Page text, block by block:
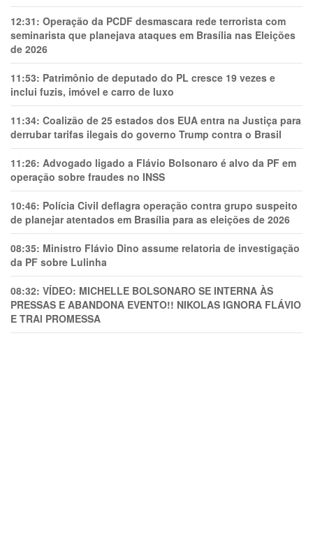
12:31: Operação da PCDF desmascara rede terrorista com
seminarista que planejava ataques em Brasília nas Eleições
de 2026
11:53: Patrimônio de deputado do PL cresce 19 vezes e
inclui fuzis, imóvel e carro de luxo
11:34: Coalizão de 25 estados dos EUA entra na Justiça para
derrubar tarifas ilegais do governo Trump contra o Brasil
11:26: Advogado ligado a Flávio Bolsonaro é alvo da PF em
operação sobre fraudes no INSS
10:46: Polícia Civil deflagra operação contra grupo suspeito
de planejar atentados em Brasília para as eleições de 2026
08:35: Ministro Flávio Dino assume relatoria de investigação
da PF sobre Lulinha
08:32: VÍDEO: MICHELLE BOLSONARO SE INTERNA ÀS
PRESSAS E ABANDONA EVENTO!! NIKOLAS IGNORA FLÁVIO
E TRAl PROMESSA